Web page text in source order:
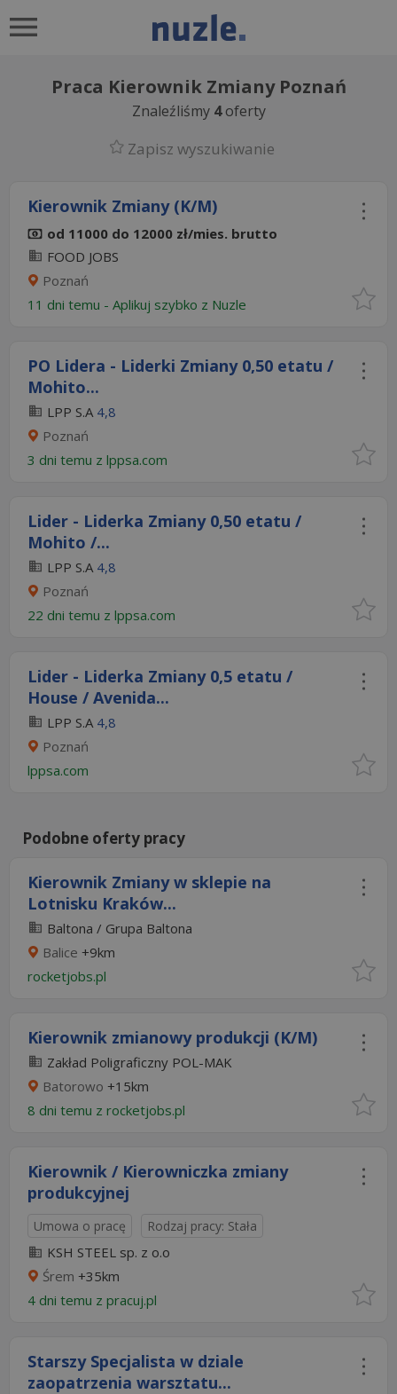
Praca Kierownik Zmiany Poznań
Znaleźliśmy 4oferty
Zapisz wyszukiwanie
Kierownik Zmiany (K/M)
od 11000 do 12000 zł/mies. brutto
FOOD JOBS
Poznań
11 dni temu - Aplikuj szybko z Nuzle
PO Lidera - Liderki Zmiany 0,50 etatu /
Mohito...
LPP S.A 4,8
Poznań
3 dni temu z lppsa.com
Lider - Liderka Zmiany 0,50 etatu /
Mohito /...
LPP S.A 4,8
Poznań
22 dni temu z lppsa.com
Lider - Liderka Zmiany 0,5 etatu /
House / Avenida...
LPP S.A 4,8
Poznań
lppsa.com
Podobne oferty pracy
Kierownik Zmiany w sklepie na
Lotnisku Kraków...
Baltona / Grupa Baltona
Balice +9km
rocketjobs.pl
Kierownik zmianowy produkcji (K/M)
Zakład Poligraficzny POL-MAK
Batorowo +15km
8 dni temu z rocketjobs.pl
Kierownik / Kierowniczka zmiany
produkcyjnej
Umowa o pracę Rodzaj pracy: Stała
KSH STEEL sp. z o.o
Śrem +35km
4 dni temu z pracuj.pl
Starszy Specjalista w dziale
zaopatrzenia warsztatu...